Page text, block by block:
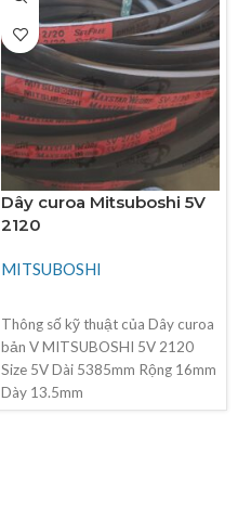
Dây curoa Mitsuboshi 5V
2120
MITSUBOSHI
Thông số kỹ thuật của Dây curoa
bản V MITSUBOSHI 5V 2120
Size 5V Dài 5385mm Rộng 16mm
Dày 13.5mm